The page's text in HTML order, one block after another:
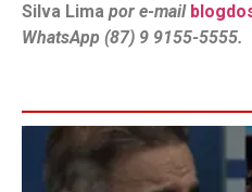
Silva Lima por e-mail
WhatsApp (87) 9 9155-5555.